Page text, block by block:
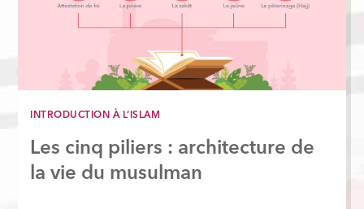
INTRODUCTION À L’ISLAM
Les cinq piliers : architecture de
la vie du musulman